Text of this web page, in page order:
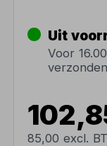
Uit
Voor
verzonden
85,00 excl.